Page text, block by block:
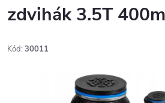
zdvihák 3.5T
Kód: 30011